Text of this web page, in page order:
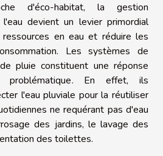
d'éco-habitat, la gestion
devient un levier primordial
en eau et réduire les
Les systèmes de
pluie constituent une réponse
En effet, ils
l'eau pluviale pour la réutiliser
ne requérant pas d'eau
des jardins, le lavage des
des toilettes.